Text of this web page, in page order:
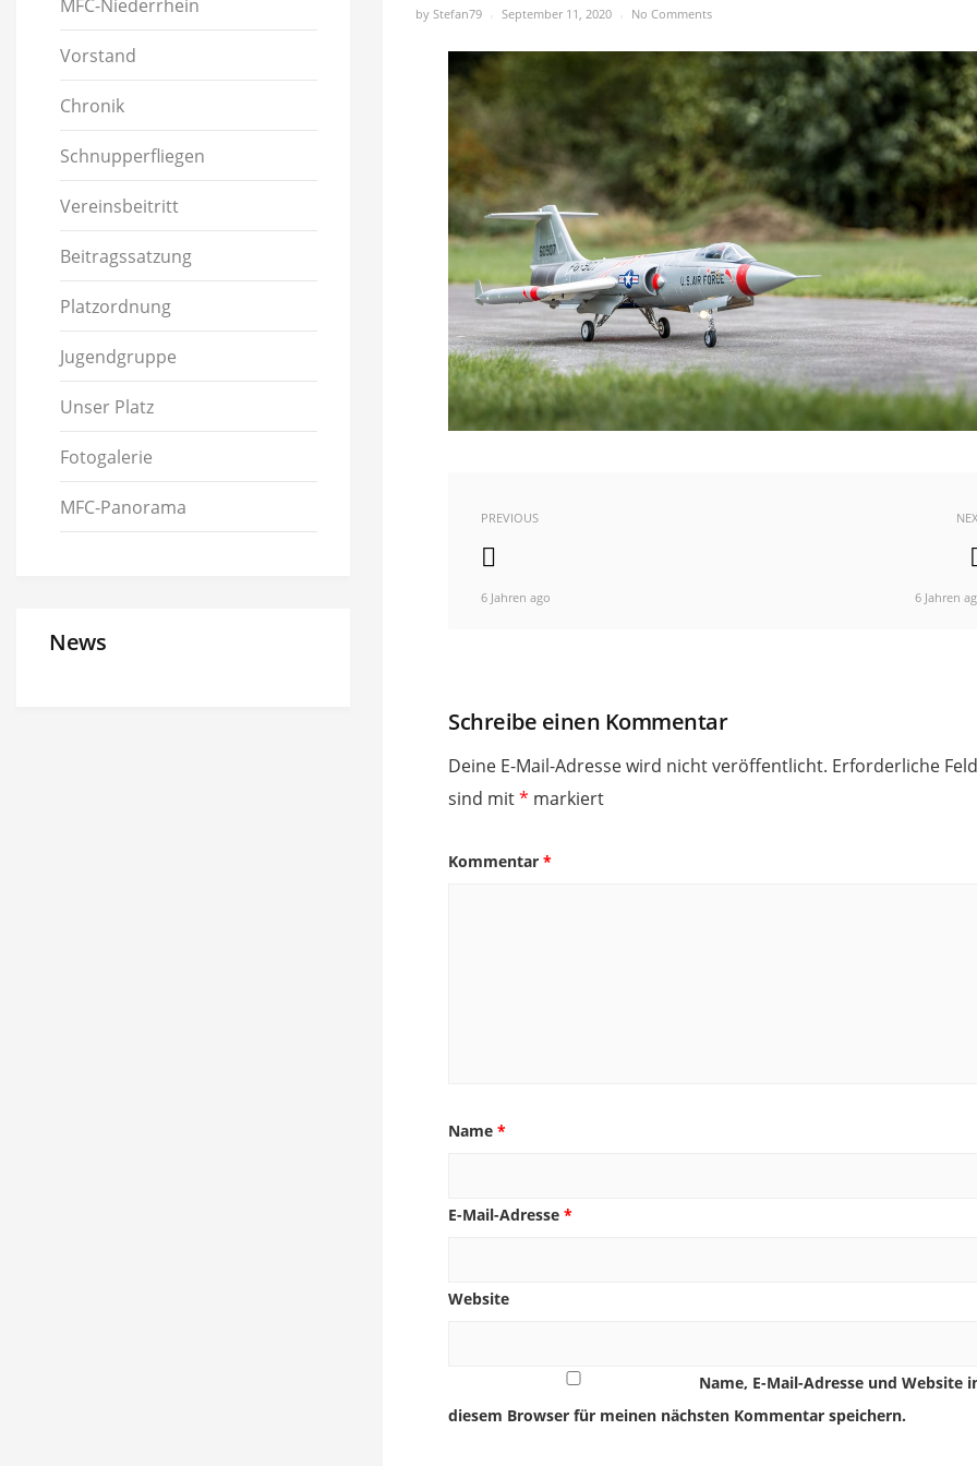
MFC-Niederrhein
Vorstand
Chronik
Schnupperfliegen
Vereinsbeitritt
Beitragssatzung
Platzordnung
Jugendgruppe
Unser Platz
Fotogalerie
MFC-Panorama
News
by Stefan79 September 11, 2020 No Comments
PREVIOUS
6 Jahren ago 6 Jahren
Schreibe einen Kommentar
Deine E-Mail-Adresse wird nicht veröffentlicht. Erforderliche
sind mit* markiert
Kommentar *
Name *
E-Mail-Adresse *
Website
Name, E-Mail-Adresse und Website
diesem Browser für meinen nächsten Kommentar speichern.